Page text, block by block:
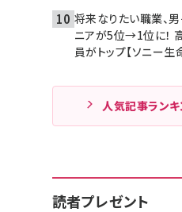
将来なりたい職業、
ニアが5位→1位に！
員がトップ【ソニー生
人気記事ランキ
読者プレゼント